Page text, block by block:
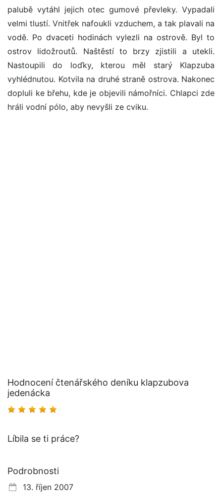
palubě vytáhl jejich otec gumové převleky. Vypadali
velmi tlustí. Vnitřek nafoukli vzduchem, a tak plavali na
vodě. Po dvaceti hodinách vylezli na ostrově. Byl to
ostrov lidožroutů. Naštěstí to brzy zjistili a utekli.
Nastoupili do loďky, kterou měl starý Klapzuba
vyhlédnutou. Kotvila na druhé straně ostrova. Nakonec
dopluli ke břehu, kde je objevili námořníci. Chlapci zde
hráli vodní pólo, aby nevyšli ze cviku.
Hodnocení čtenářského deníku klapzubova
jedenácka
Líbila se ti práce?
Podrobnosti
13. říjen 2007